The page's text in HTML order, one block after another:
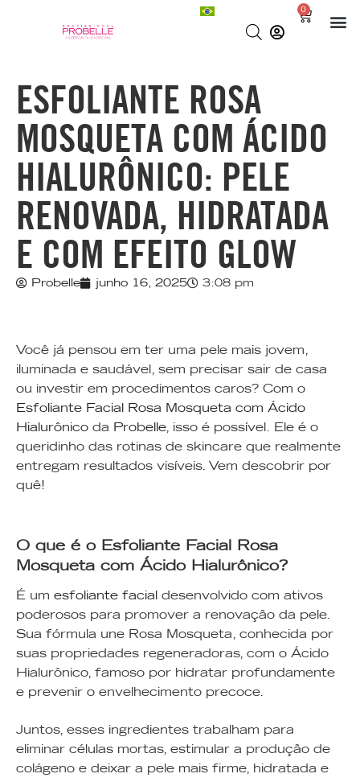
0
ESFOLIANTE ROSA
MOSQUETA COM ÁCIDO
HIALURÔNICO: PELE
RENOVADA, HIDRATADA
E COM EFEITO GLOW
Probelle junho 16, 2025 3:08 pm
Você já pensou em ter uma pele mais jovem,
iluminada e saudável, sem precisar sair de casa
ou investir em procedimentos caros? Com o
Esfoliante Facial Rosa Mosqueta com Ácido
Hialurônico da Probelle, isso é possível. Ele é o
queridinho das rotinas de skincare que realmente
entregam resultados visíveis. Vem descobrir por
quê!
O que é o Esfoliante Facial Rosa
Mosqueta com Ácido Hialurônico?
É um esfoliante facial desenvolvido com ativos
poderosos para promover a renovação da pele.
Sua fórmula une Rosa Mosqueta, conhecida por
suas propriedades regeneradoras, com o Ácido
Hialurônico, famoso por hidratar profundamente
e prevenir o envelhecimento precoce.
Juntos, esses ingredientes trabalham para
eliminar células mortas, estimular a produção de
colágeno e deixar a pele mais firme, hidratada e